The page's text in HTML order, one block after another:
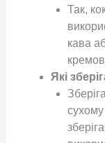
Так,
кава
Які
сухому